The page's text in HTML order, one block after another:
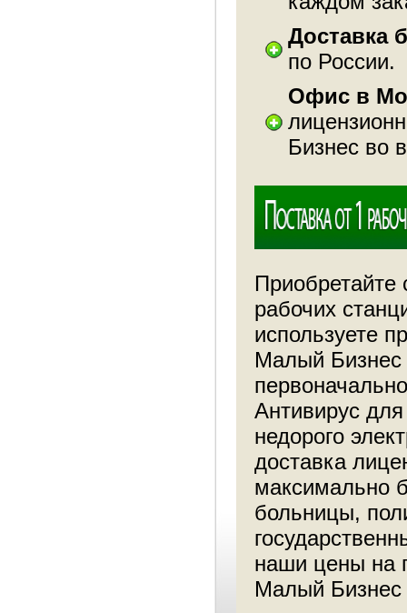
Доставка
по России.
Офис в
Бизнес во
рабочих
используете
Малый Бизнес
Антивирус
недорого
доставка
максимально
больницы,
наши цены на
Малый Бизнес